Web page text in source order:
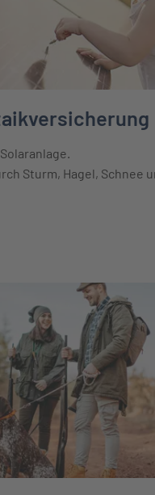
Sturm, Hagel, Schnee